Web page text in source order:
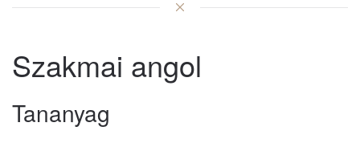
Szakmai angol
Tananyag